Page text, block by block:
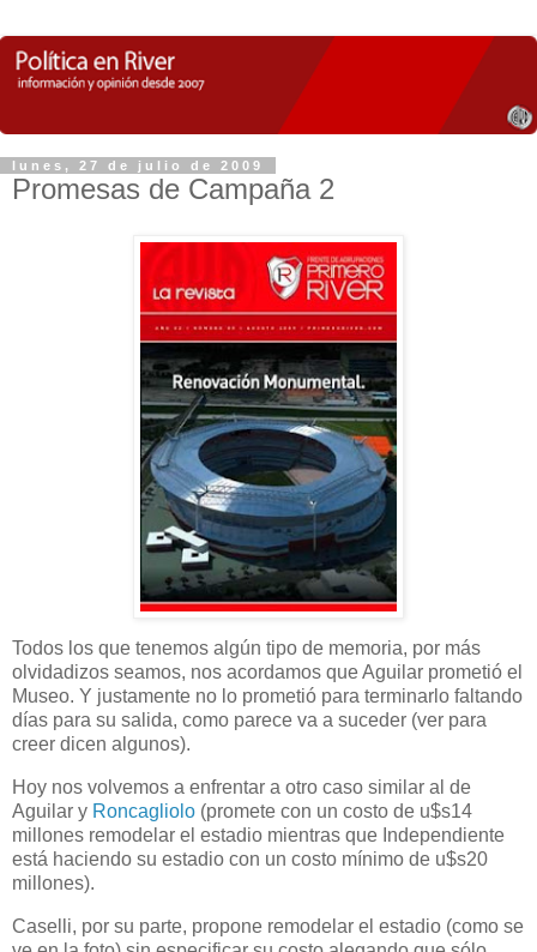
lunes, 27 de julio de 2009
Promesas de Campaña 2
Todos los que tenemos algún tipo de memoria, por más
olvidadizos seamos, nos acordamos que Aguilar prometió el
Museo. Y justamente no lo prometió para terminarlo faltando
días para su salida, como parece va a suceder (ver para
creer dicen algunos).
Hoy nos volvemos a enfrentar a otro caso similar al de
Aguilar y Roncagliolo (promete con un costo de u$s14
millones remodelar el estadio mientras que Independiente
está haciendo su estadio con un costo mínimo de u$s20
millones).
Caselli, por su parte, propone remodelar el estadio (como se